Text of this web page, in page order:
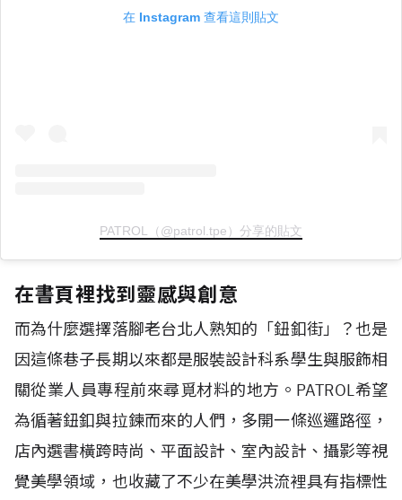
在 Instagram 查看這則貼文
PATROL（@patrol.tpe）分享的貼文
在書頁裡找到靈感與創意
而為什麼選擇落腳老台北人熟知的「鈕釦街」？也是
因這條巷子長期以來都是服裝設計科系學生與服飾相
關從業人員專程前來尋覓材料的地方。PATROL希望
為循著鈕釦與拉鍊而來的人們，多開一條巡邏路徑，
店內選書橫跨時尚、平面設計、室內設計、攝影等視
覺美學領域，也收藏了不少在美學洪流裡具有指標性